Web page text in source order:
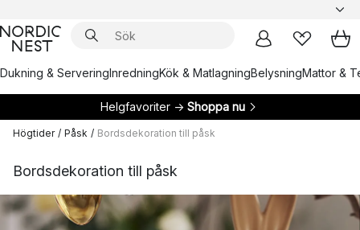
Dukning & ServeringInredningKök & MatlagningBelysningMattor &
Helgfavoriter → Shoppa nu
Högtider / Påsk / Bordsdekoration till påsk
Bordsdekoration till påsk